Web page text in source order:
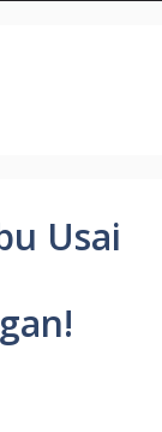
Usai